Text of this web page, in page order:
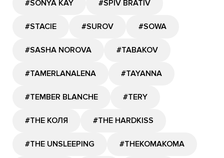
#SONYA KAY #SPIV BRATIV
#STACIE #SUROV #SOWA
#SASHA NOROVA #TABAKOV
#TAMERLANALENA #TAYANNA
#TEMBER BLANCHE #TERY
#THE КОЛЯ #THE HARDKISS
#THE UNSLEEPING #THEKOMAKOMA